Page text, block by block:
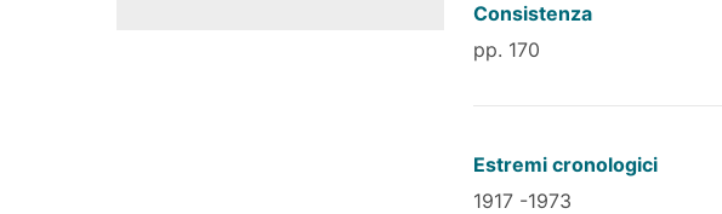
Consistenza
pp. 170
Estremi cronologici
1917 -1973